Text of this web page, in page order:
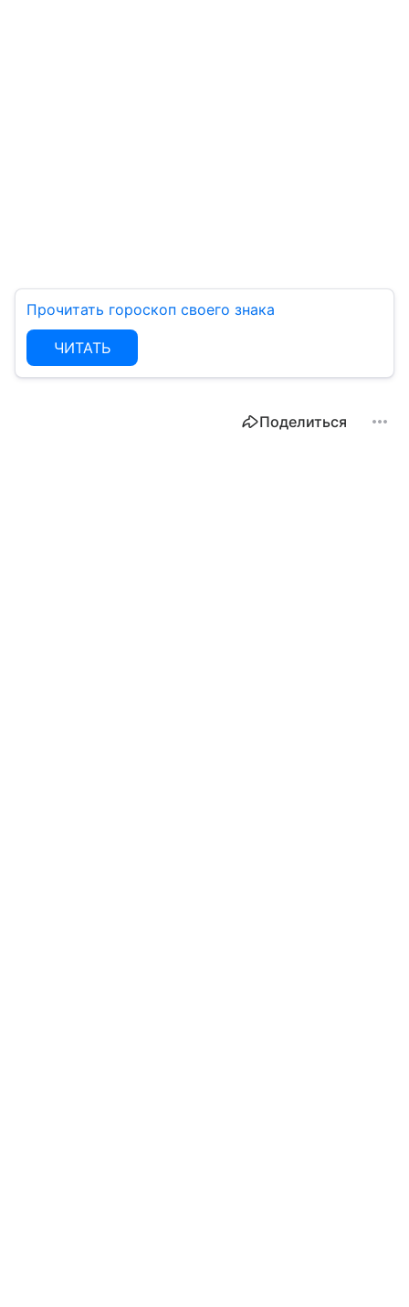
Прочитать гороскоп своего знака
ЧИТАТЬ
Поделиться